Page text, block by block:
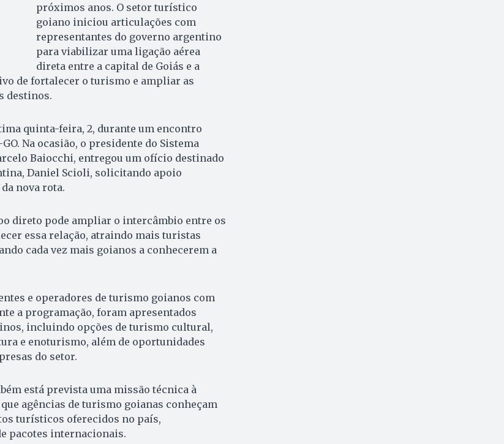
próximos anos. O setor turístico
goiano iniciou articulações com
representantes do governo argentino
para viabilizar uma ligação aérea
direta entre a capital de Goiás e a
de fortalecer o turismo e ampliar as
destinos.
quinta-feira, 2, durante um encontro
Na ocasião, o presidente do Sistema
Baiocchi, entregou um ofício destinado
Daniel Scioli, solicitando apoio
nova rota.
direto pode ampliar o intercâmbio entre os
essa relação, atraindo mais turistas
cada vez mais goianos a conhecerem a
e operadores de turismo goianos com
a programação, foram apresentados
incluindo opções de turismo cultural,
e enoturismo, além de oportunidades
do setor.
está prevista uma missão técnica à
agências de turismo goianas conheçam
turísticos oferecidos no país,
pacotes internacionais.